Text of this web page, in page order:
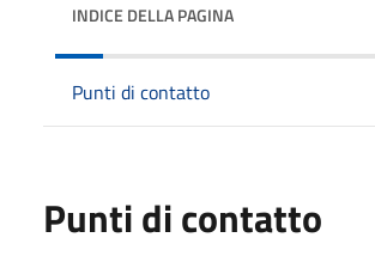
INDICE DELLA PAGINA
Punti di contatto
Punti di contatto